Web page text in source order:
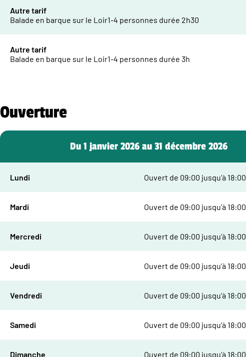
Autre tarif
Balade en barque sur le Loir1-4 personnes durée 2h30
Autre tarif
Balade en barque sur le Loir1-4 personnes durée 3h
Ouverture
Du 1 janvier 2026 au 31 décembre 2026
Lundi Ouvert de 09:00 jusqu’à 18:00
Mardi Ouvert de 09:00 jusqu’à 18:00
Mercredi Ouvert de 09:00 jusqu’à 18:00
Jeudi Ouvert de 09:00 jusqu’à 18:00
Vendredi Ouvert de 09:00 jusqu’à 18:00
Samedi Ouvert de 09:00 jusqu’à 18:00
Dimanche Ouvert de 09:00 jusqu’à 18:00